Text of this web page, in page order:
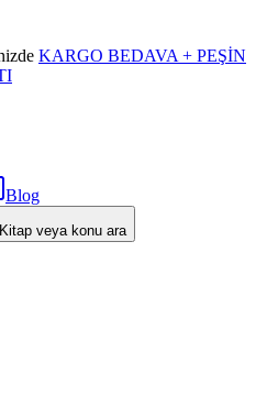
KARGO BEDAVA + PEŞİN
Blog
Kitap veya konu ara